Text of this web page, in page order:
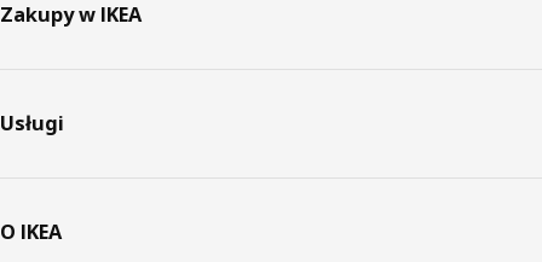
Zakupy w IKEA
Usługi
O IKEA